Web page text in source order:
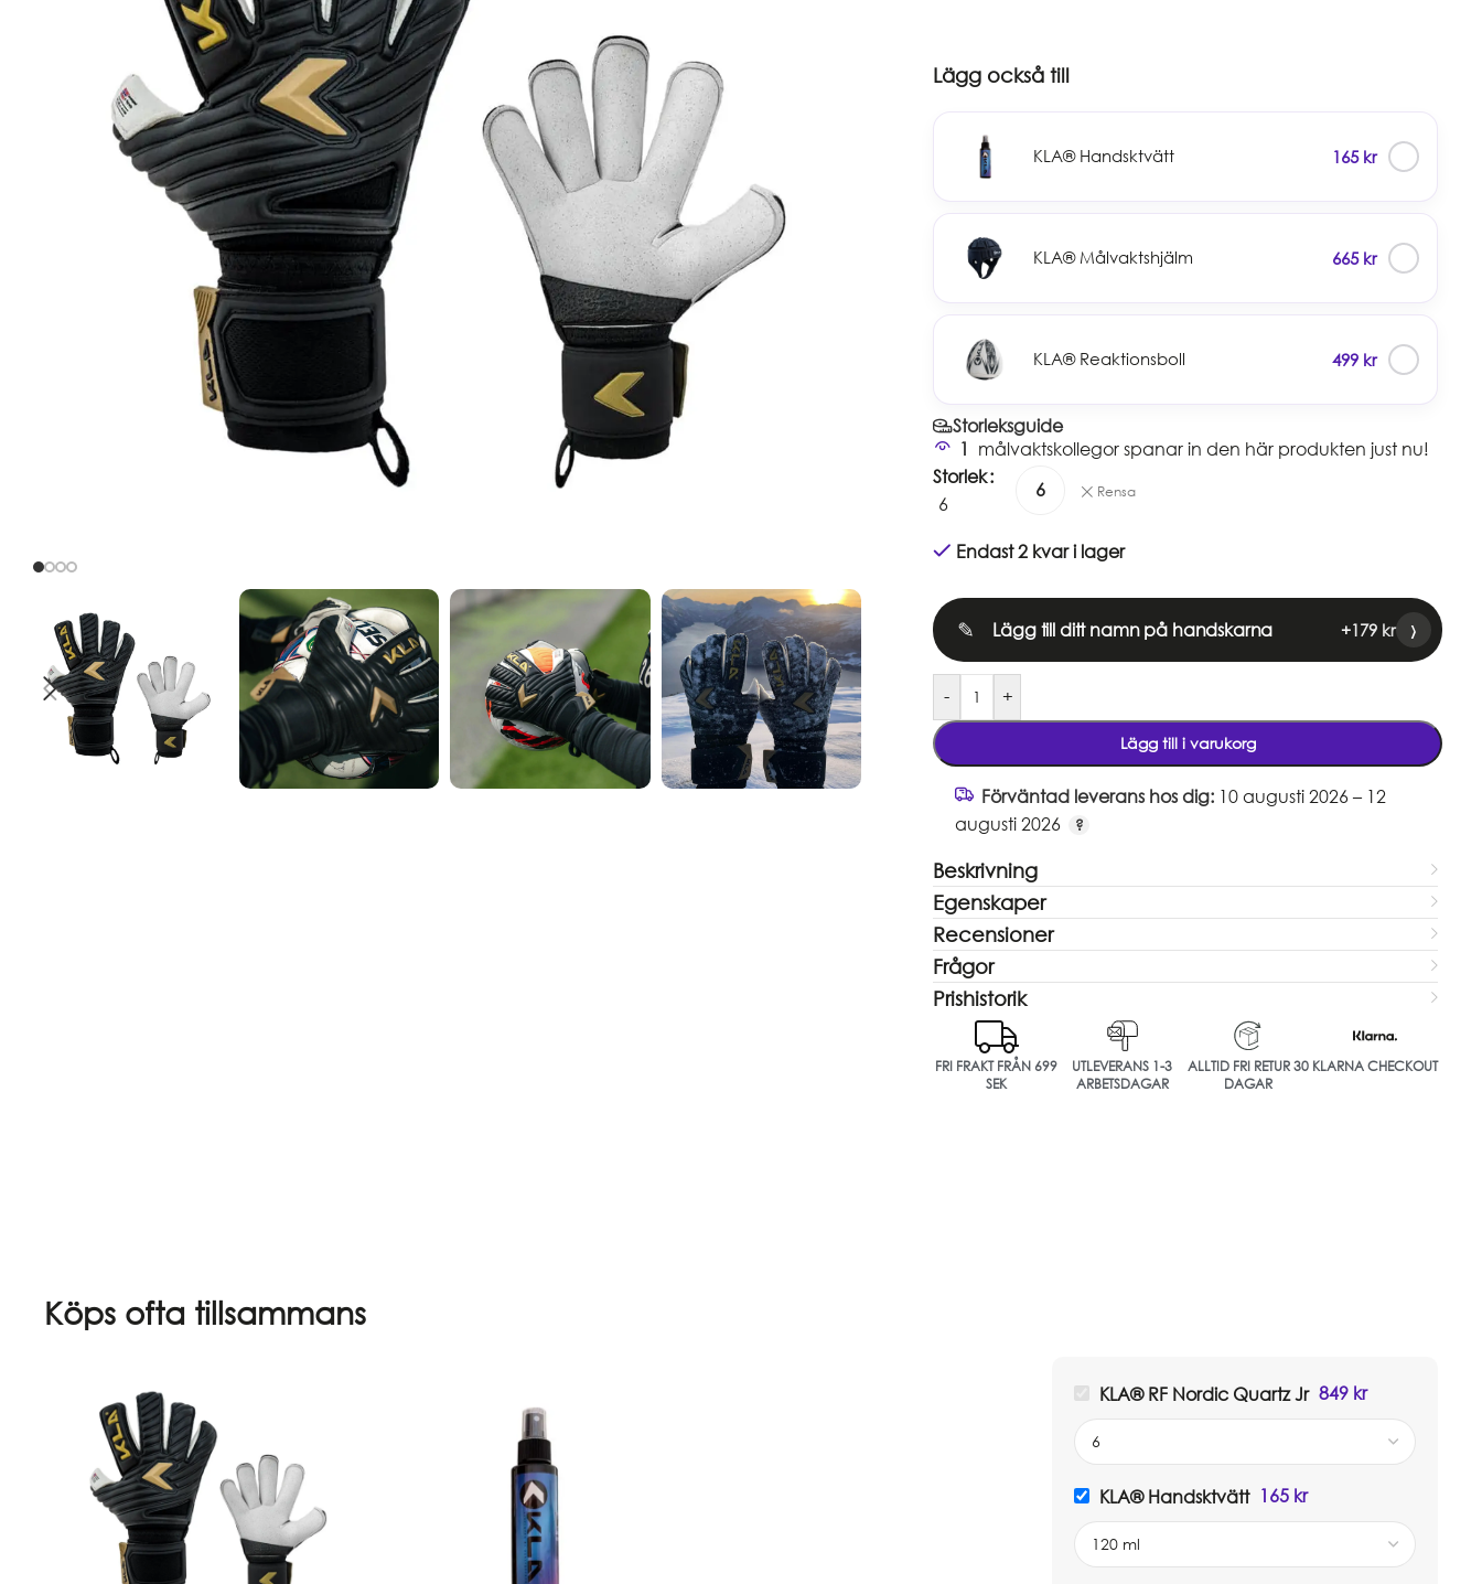
Lägg också till
KLA® Handsktvätt 165 kr
KLA® Målvaktshjälm 665 kr
KLA® Reaktionsboll 499 kr
Storleksguide
1 målvaktskollegor spanar in den här produkten just nu!
Storlek
6
6 Rensa
Endast 2 kvar i lager
✎ Lägg till ditt namn på handskarna +179 kr ›
- +
Lägg till i varukorg
Förväntad leverans hos dig: 10 augusti 2026 – 12
augusti 2026
Beskrivning
Egenskaper
Recensioner
Frågor
Prishistorik
FRI FRAKT FRÅN 699
SEK
UTLEVERANS 1-3
ARBETSDAGAR
ALLTID FRI RETUR 30
DAGAR
KLARNA CHECKOUT
Köps ofta tillsammans
KLA® RF Nordic Quartz Jr 849 kr
KLA® Handsktvätt 165 kr